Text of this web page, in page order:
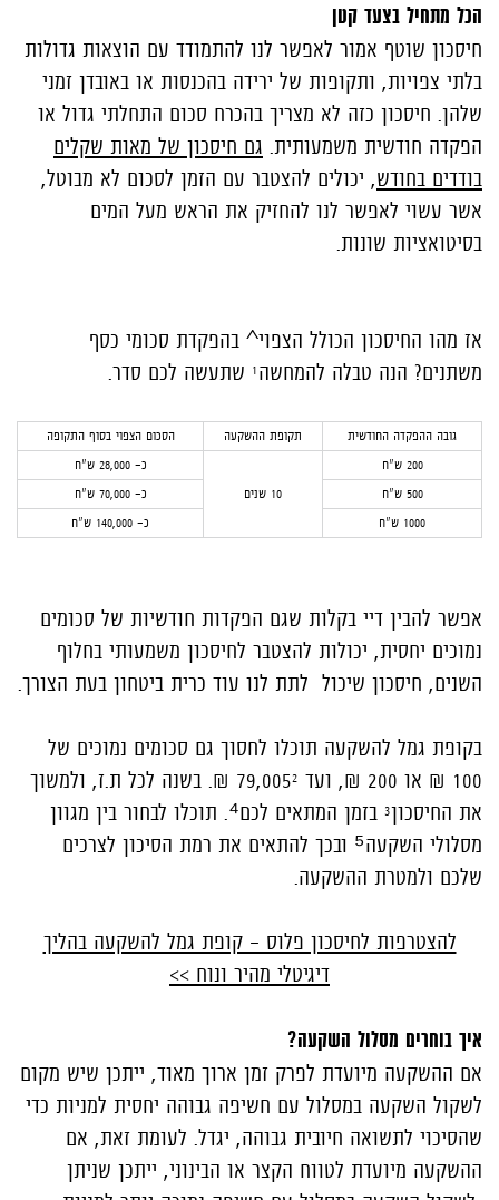
הכל מתחיל בצעד קטן
חיסכון שוטף אמור לאפשר לנו להתמודד עם הוצאות גדולות
בלתי צפויות, ותקופות של ירידה בהכנסות או באובדן זמני
שלהן. חיסכון כזה לא מצריך בהכרח סכום התחלתי גדול או
הפקדה חודשית משמעותית. גם חיסכון של מאות שקלים
בודדים בחודש, יכולים להצטבר עם הזמן לסכום לא מבוטל,
אשר עשוי לאפשר לנו להחזיק את הראש מעל המים
בסיטואציות שונות.
אז מהו החיסכון הכולל הצפוי^ בהפקדת סכומי כסף
משתנים? הנה טבלה להמחשה¹ שתעשה לכם סדר.
גובה ההפקדה החודשית תקופת ההשקעה
הסכום הצפוי בסוף התקופה
200 ש"ח
10 שנים
כ- 28,000 ש"ח
500 ש"ח
כ- 70,000 ש"ח
1000 ש"ח
כ- 140,000 ש"ח
אפשר להבין דיי בקלות שגם הפקדות חודשיות של סכומים
נמוכים יחסית, יכולות להצטבר לחיסכון משמעותי בחלוף
השנים, חיסכון שיכול לתת לנו עוד כרית ביטחון בעת הצורך.
בקופת גמל להשקעה תוכלו לחסוך גם סכומים נמוכים של
100 ₪ או 200 ₪, ועד 79,005² ₪. בשנה לכל ת.ז, ולמשוך
את החיסכון³ בזמן המתאים לכם⁴. תוכלו לבחור בין מגוון
מסלולי השקעה⁵ ובכך להתאים את רמת הסיכון לצרכים
שלכם ולמטרת ההשקעה.
להצטרפות לחיסכון פלוס – קופת גמל להשקעה בהליך
דיגיטלי מהיר ונוח >>
איך בוחרים מסלול השקעה?
אם ההשקעה מיועדת לפרק זמן ארוך מאוד, ייתכן שיש מקום
לשקול השקעה במסלול עם חשיפה גבוהה יחסית למניות כדי
שהסיכוי לתשואה חיובית גבוהה, יגדל. לעומת זאת, אם
ההשקעה מיועדת לטווח הקצר או הבינוני, ייתכן שניתן